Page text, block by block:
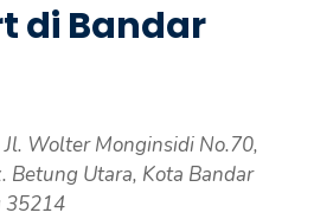
di Bandar
Jl. Wolter Monginsidi No.70,
Betung Utara, Kota Bandar
35214